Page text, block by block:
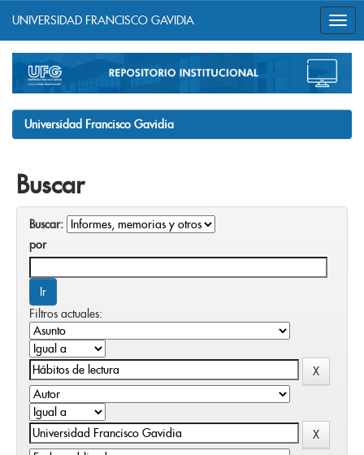
navigation
UNIVERSIDAD FRANCISCO GAVIDIA
Universidad Francisco Gavidia
Buscar
Buscar:
por
Filtros actuales: